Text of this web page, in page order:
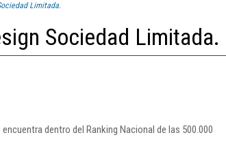
Limitada.
Sociedad Limitada.
dentro del Ranking Nacional de las 500.000